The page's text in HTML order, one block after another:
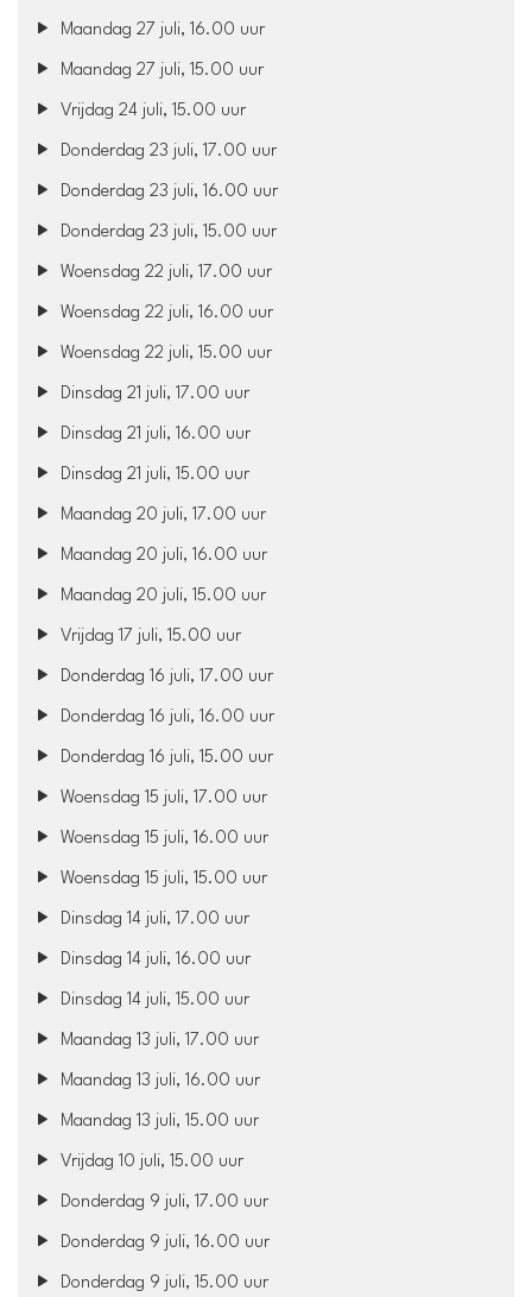
Maandag 27 juli, 16.00 uur
Maandag 27 juli, 15.00 uur
Vrijdag 24 juli, 15.00 uur
Donderdag 23 juli, 17.00 uur
Donderdag 23 juli, 16.00 uur
Donderdag 23 juli, 15.00 uur
Woensdag 22 juli, 17.00 uur
Woensdag 22 juli, 16.00 uur
Woensdag 22 juli, 15.00 uur
Dinsdag 21 juli, 17.00 uur
Dinsdag 21 juli, 16.00 uur
Dinsdag 21 juli, 15.00 uur
Maandag 20 juli, 17.00 uur
Maandag 20 juli, 16.00 uur
Maandag 20 juli, 15.00 uur
Vrijdag 17 juli, 15.00 uur
Donderdag 16 juli, 17.00 uur
Donderdag 16 juli, 16.00 uur
Donderdag 16 juli, 15.00 uur
Woensdag 15 juli, 17.00 uur
Woensdag 15 juli, 16.00 uur
Woensdag 15 juli, 15.00 uur
Dinsdag 14 juli, 17.00 uur
Dinsdag 14 juli, 16.00 uur
Dinsdag 14 juli, 15.00 uur
Maandag 13 juli, 17.00 uur
Maandag 13 juli, 16.00 uur
Maandag 13 juli, 15.00 uur
Vrijdag 10 juli, 15.00 uur
Donderdag 9 juli, 17.00 uur
Donderdag 9 juli, 16.00 uur
Donderdag 9 juli, 15.00 uur